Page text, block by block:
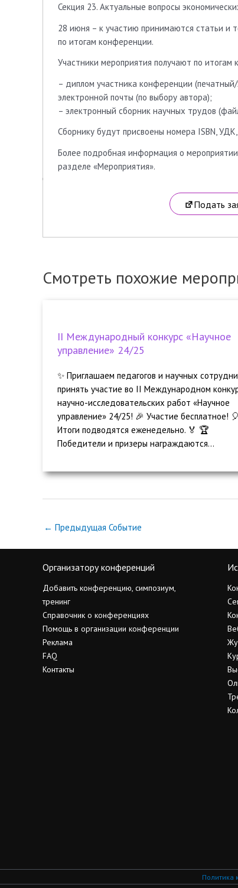
Секция 23. Актуальные вопросы
28 июня – к участию принимаются статьи и
по итогам конференции.
Участники мероприятия получают по итогам
– диплом участника конференции
электронной почты (по выбору автора);
– электронный сборник научных трудов
Сборнику будут присвоены номера ISBN,
Более подробная информация о
разделе «Мероприятия».
Подать
Смотреть похожие
II Международный конкурс «Научное
управление» 24/25
✨ Приглашаем педагогов и научных
принять участие во II Международном
научно-исследовательских работ «Научное
управление» 24/25! 🎉 Участие бесплатное!
Итоги подводятся еженедельно. 🏅 🏆
Победители и призеры награждаются...
← Предыдущая Событие
Организатору конференций
Добавить конференцию, симпозиум,
тренинг
Справочник о конференциях
Помощь в организации конференции
Реклама
FAQ
Контакты
Политика